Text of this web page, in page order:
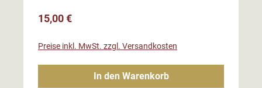
Regulärer Preis:
15,00 €
Preise inkl. MwSt. zzgl. Versandkosten
In den Warenkorb